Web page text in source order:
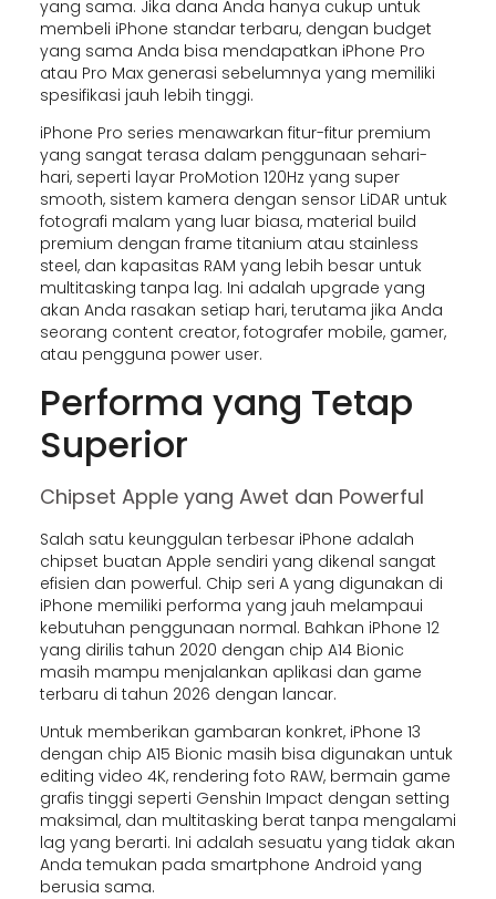
yang sama. Jika dana Anda hanya cukup untuk
membeli iPhone standar terbaru, dengan budget
yang sama Anda bisa mendapatkan iPhone Pro
atau Pro Max generasi sebelumnya yang memiliki
spesifikasi jauh lebih tinggi.
iPhone Pro series menawarkan fitur-fitur premium
yang sangat terasa dalam penggunaan sehari-
hari, seperti layar ProMotion 120Hz yang super
smooth, sistem kamera dengan sensor LiDAR untuk
fotografi malam yang luar biasa, material build
premium dengan frame titanium atau stainless
steel, dan kapasitas RAM yang lebih besar untuk
multitasking tanpa lag. Ini adalah upgrade yang
akan Anda rasakan setiap hari, terutama jika Anda
seorang content creator, fotografer mobile, gamer,
atau pengguna power user.
Performa yang Tetap
Superior
Chipset Apple yang Awet dan Powerful
Salah satu keunggulan terbesar iPhone adalah
chipset buatan Apple sendiri yang dikenal sangat
efisien dan powerful. Chip seri A yang digunakan di
iPhone memiliki performa yang jauh melampaui
kebutuhan penggunaan normal. Bahkan iPhone 12
yang dirilis tahun 2020 dengan chip A14 Bionic
masih mampu menjalankan aplikasi dan game
terbaru di tahun 2026 dengan lancar.
Untuk memberikan gambaran konkret, iPhone 13
dengan chip A15 Bionic masih bisa digunakan untuk
editing video 4K, rendering foto RAW, bermain game
grafis tinggi seperti Genshin Impact dengan setting
maksimal, dan multitasking berat tanpa mengalami
lag yang berarti. Ini adalah sesuatu yang tidak akan
Anda temukan pada smartphone Android yang
berusia sama.